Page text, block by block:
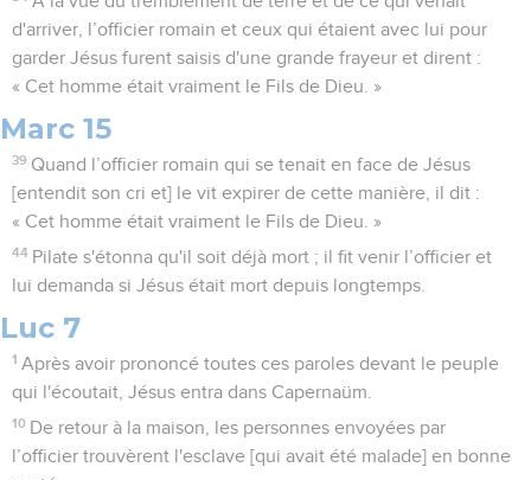
d'arriver, l’officier romain et ceux qui étaient avec lui pour
garder Jésus furent saisis d'une grande frayeur et dirent :
« Cet homme était vraiment le Fils de Dieu. »
Marc 15
39 Quand l’officier romain qui se tenait en face de Jésus
[entendit son cri et] le vit expirer de cette manière, il dit :
« Cet homme était vraiment le Fils de Dieu. »
44 Pilate s'étonna qu'il soit déjà mort ; il fit venir l’officier et
lui demanda si Jésus était mort depuis longtemps.
Luc 7
1 Après avoir prononcé toutes ces paroles devant le peuple
qui l'écoutait, Jésus entra dans Capernaüm.
10 De retour à la maison, les personnes envoyées par
l’officier trouvèrent l'esclave [qui avait été malade] en bonne